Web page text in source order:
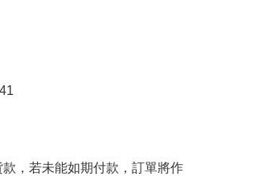
，若未能如期付款，訂單將作